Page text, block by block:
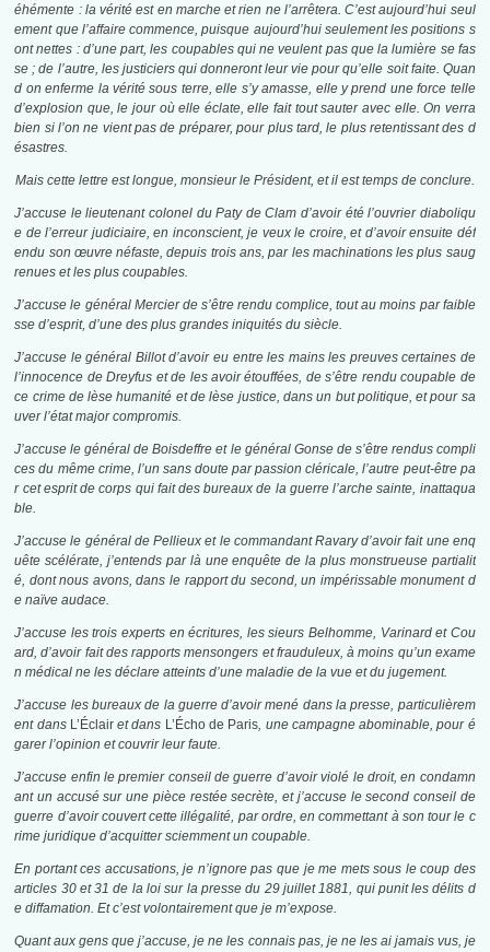
éhémente : la vérité est en marche et rien ne l’arrêtera. C’est aujourd’hui seul
ement que l’affaire commence, puisque aujourd’hui seulement les positions s
ont nettes : d’une part, les coupables qui ne veulent pas que la lumière se fas
se ; de l’autre, les justiciers qui donneront leur vie pour qu’elle soit faite. Quan
d on enferme la vérité sous terre, elle s’y amasse, elle y prend une force telle
d’explosion que, le jour où elle éclate, elle fait tout sauter avec elle. On verra
bien si l’on ne vient pas de préparer, pour plus tard, le plus retentissant des d
ésastres.
Mais cette lettre est longue, monsieur le Président, et il est temps de conclure.
J’accuse le lieutenant colonel du Paty de Clam d’avoir été l’ouvrier diaboliqu
e de l’erreur judiciaire, en inconscient, je veux le croire, et d’avoir ensuite déf
endu son œuvre néfaste, depuis trois ans, par les machinations les plus saug
renues et les plus coupables.
J’accuse le général Mercier de s’être rendu complice, tout au moins par faible
sse d’esprit, d’une des plus grandes iniquités du siècle.
J’accuse le général Billot d’avoir eu entre les mains les preuves certaines de
l’innocence de Dreyfus et de les avoir étouffées, de s’être rendu coupable de
ce crime de lèse humanité et de lèse justice, dans un but politique, et pour sa
uver l’état major compromis.
J’accuse le général de Boisdeffre et le général Gonse de s’être rendus compli
ces du même crime, l’un sans doute par passion cléricale, l’autre peut-être pa
r cet esprit de corps qui fait des bureaux de la guerre l’arche sainte, inattaqua
ble.
J’accuse le général de Pellieux et le commandant Ravary d’avoir fait une enq
uête scélérate, j’entends par là une enquête de la plus monstrueuse partialit
é, dont nous avons, dans le rapport du second, un impérissable monument d
e naïve audace.
J’accuse les trois experts en écritures, les sieurs Belhomme, Varinard et Cou
ard, d’avoir fait des rapports mensongers et frauduleux, à moins qu’un exame
n médical ne les déclare atteints d’une maladie de la vue et du jugement.
J’accuse les bureaux de la guerre d’avoir mené dans la presse, particulièrem
ent dans L’Éclairet dans L’Écho de Paris, une campagne abominable, pour é
garer l’opinion et couvrir leur faute.
J’accuse enfin le premier conseil de guerre d’avoir violé le droit, en condamn
ant un accusé sur une pièce restée secrète, et j’accuse le second conseil de
guerre d’avoir couvert cette illégalité, par ordre, en commettant à son tour le c
rime juridique d’acquitter sciemment un coupable.
En portant ces accusations, je n’ignore pas que je me mets sous le coup des
articles 30 et 31 de la loi sur la presse du 29 juillet 1881, qui punit les délits d
e diffamation. Et c’est volontairement que je m’expose.
Quant aux gens que j’accuse, je ne les connais pas, je ne les ai jamais vus, je